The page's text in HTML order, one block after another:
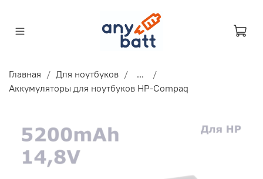
Главная Для ноутбуков
...
Аккумуляторы для ноутбуков HP-Compaq